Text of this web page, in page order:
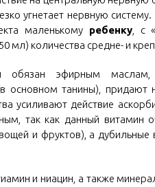
угнетает нервную
маленькому ребенку, с
мл) количества средне- и
обязан эфирным
основном танины), придают
усиливают действие
так как данный витамин
и фруктов), а дубильные
и ниацин, а также